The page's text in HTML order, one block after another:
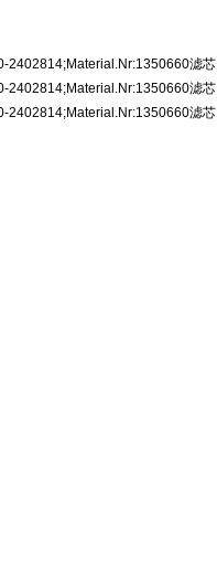
2402814;Material.Nr:1350660滤芯
2402814;Material.Nr:1350660滤芯
2402814;Material.Nr:1350660滤芯